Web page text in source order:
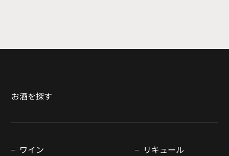
お酒を探す
ワイン
リキュール